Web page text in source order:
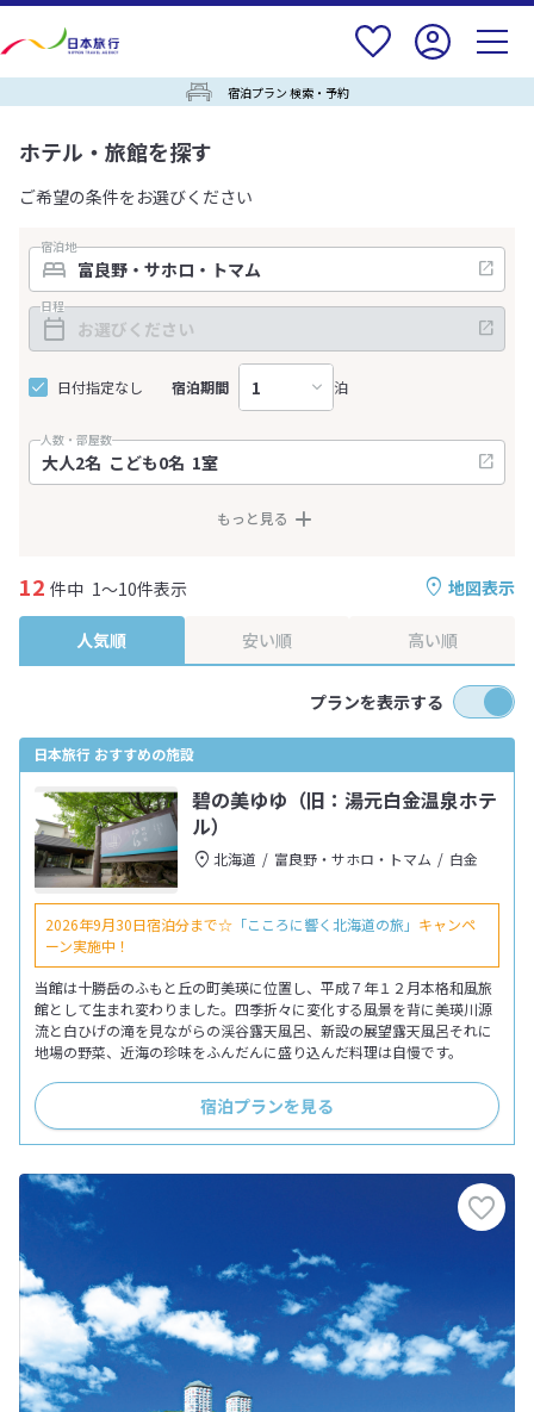
宿泊プラン 検索・予約
ホテル・旅館を探す
ご希望の条件をお選びください
宿泊地
日程
日付指定なし 宿泊期間 泊
人数・部屋数
もっと見る
地図表示
12 件中 1～10件表示
人気順 安い順 高い順
プランを表示する
日本旅行 おすすめの施設
碧の美ゆゆ（旧：湯元白金温泉ホテ
ル）
北海道 富良野・サホロ・トマム 白金
2026年9月30日宿泊分まで☆ 「こころに響く北海道の旅」 キャンペ
ーン実施中！
当館は十勝岳のふもと丘の町美瑛に位置し、平成７年１２月本格和風旅
館として生まれ変わりました。四季折々に変化する風景を背に美瑛川源
流と白ひげの滝を見ながらの渓谷露天風呂、新設の展望露天風呂それに
地場の野菜、近海の珍味をふんだんに盛り込んだ料理は自慢です。
宿泊プランを見る